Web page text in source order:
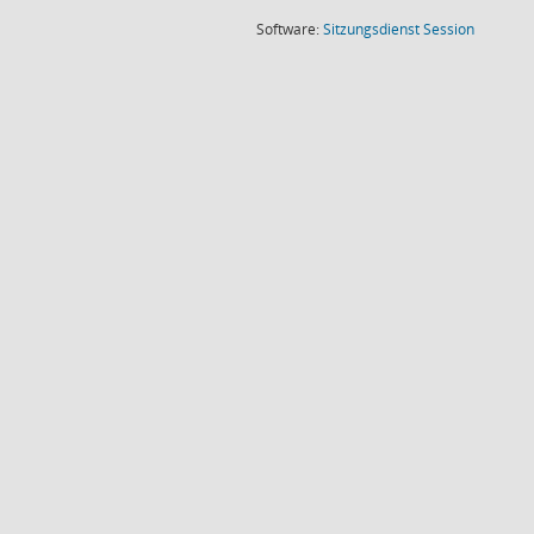
Software:SitzungsdienstSession(Wird in